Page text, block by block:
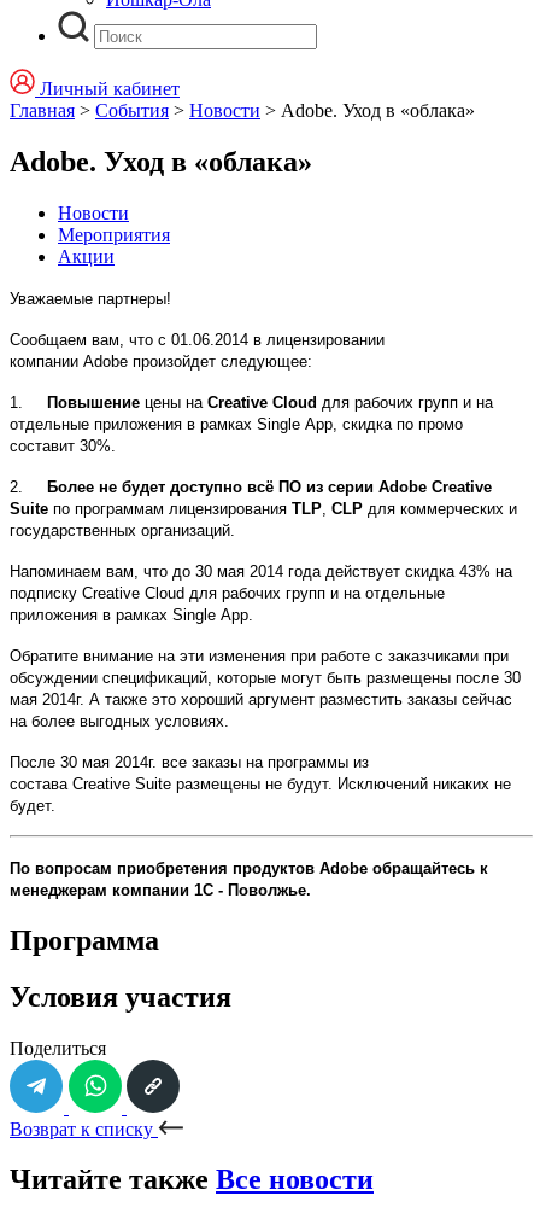
Личный кабинет
Главная > События > Новости > Adobe. Уход в «облака»
Adobe. Уход в «облака»
Новости
Мероприятия
Акции
Уважаемые партнеры!
Сообщаем вам, что с 01.06.2014 в лицензировании
компании Adobe произойдет следующее:
1. Повышение цены на Creative Cloud для рабочих групп и на
отдельные приложения в рамках Single App , скидка по промо
составит 30%.
2. Более не будет доступно всё ПО из серии Adobe Creative
Suite по программам лицензирования TLP CLP для коммерческих и
государственных организаций.
Напоминаем вам, что до 30 мая 2014 года действует скидка 43% на
подписку Creative Cloud для рабочих групп и на отдельные
приложения в рамках Single App
Обратите внимание на эти изменения при работе с заказчиками при
обсуждении спецификаций, которые могут быть размещены после 30
мая 2014г. А также это хороший аргумент разместить заказы сейчас
на более выгодных условиях.
После 30 мая 2014г. все заказы на программы из
состава Creative Suite размещены не будут. Исключений никаких не
будет.
По вопросам приобретения продуктов Adobe обращайтесь к
менеджерам компании 1С - Поволжье.
Программа
Условия участия
Поделиться
Возврат к списку
Читайте также Все новости